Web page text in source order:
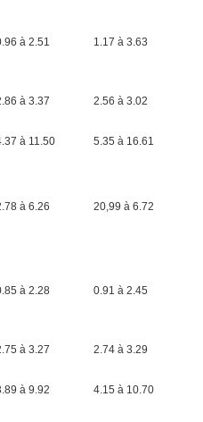
à 2.51 1.17 à 3.63
à 3.37 2.56 à 3.02
à 11.50 5.35 à 16.61
à 6.26 20,99 à 6.72
à 2.28 0.91 à 2.45
à 3.27 2.74 à 3.29
à 9.92 4.15 à 10.70